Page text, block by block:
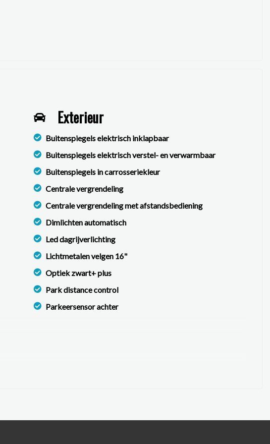
Exterieur
Buitenspiegels elektrisch inklapbaar
Buitenspiegels elektrisch verstel- en verwarmbaar
Buitenspiegels in carrosseriekleur
Centrale vergrendeling
Centrale vergrendeling met afstandsbediening
Dimlichten automatisch
Led dagrijverlichting
Lichtmetalen velgen 16"
Optiek zwart+ plus
Park distance control
Parkeersensor achter